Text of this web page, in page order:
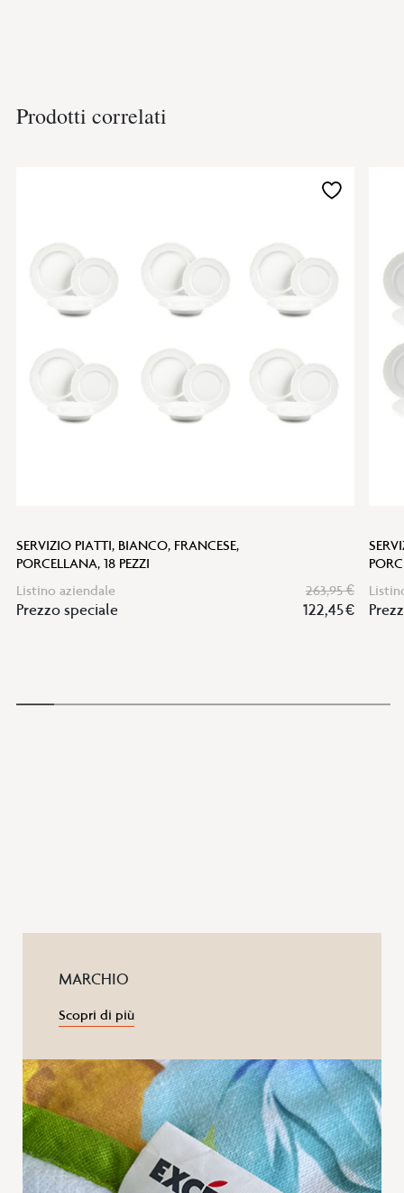
Prodotti correlati
SERVIZIO PIATTI, BIANCO, FRANCESE,
PORCELLANA, 18 PEZZI
Listino aziendale
263,95 €
Prezzo speciale 122,45 €
Aggiungi
MARCHIO
Scopri di più